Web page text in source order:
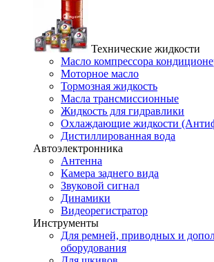
Технические жидкости
Масло компрессора
Моторное масло
Тормозная жидкость
Масла трансмиссионные
Жидкость для гидравлики
Охлаждающие жидкости
Дистиллированная вода
Автоэлектронника
Антенна
Камера заднего вида
Звуковой сигнал
Динамики
Видеорегистратор
Инструменты
Для ремней, приводных и
оборудования